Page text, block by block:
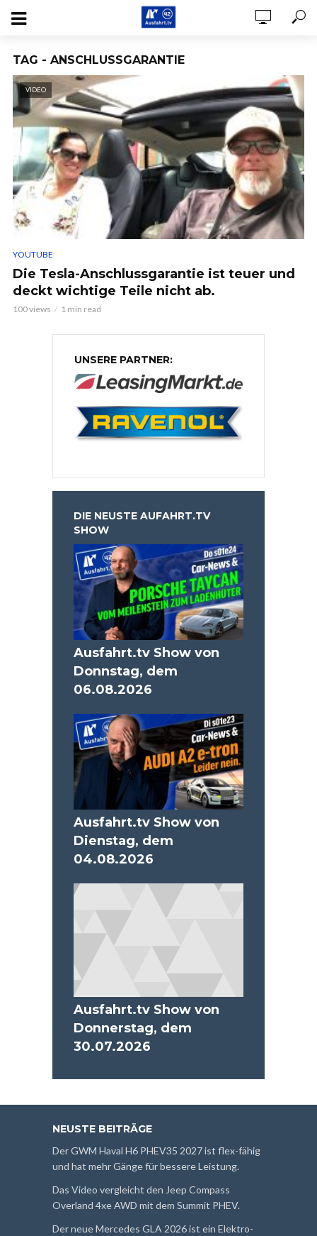
TAG - ANSCHLUSSGARANTIE
VIDEO
YOUTUBE
Die Tesla-Anschlussgarantie ist teuer und
deckt wichtige Teile nicht ab.
100 views 1 min read
UNSERE PARTNER:
DIE NEUSTE AUFAHRT.TV
SHOW
Ausfahrt.tv Show von
Donnstag, dem
06.08.2026
Ausfahrt.tv Show von
Dienstag, dem
04.08.2026
Ausfahrt.tv Show von
Donnerstag, dem
30.07.2026
NEUSTE BEITRÄGE
Der GWM Haval H6 PHEV35 2027 ist flex-fähig
und hat mehr Gänge für bessere Leistung.
Das Video vergleicht den Jeep Compass
Overland 4xe AWD mit dem Summit PHEV.
Der neue Mercedes GLA 2026 ist ein Elektro-